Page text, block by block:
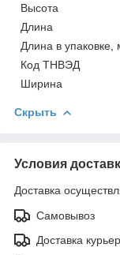
Высота
Длина
Длина в упаковке,
Код ТНВЭД
Ширина
Скрыть
Условия
Доставка
Самовывоз
Доставка